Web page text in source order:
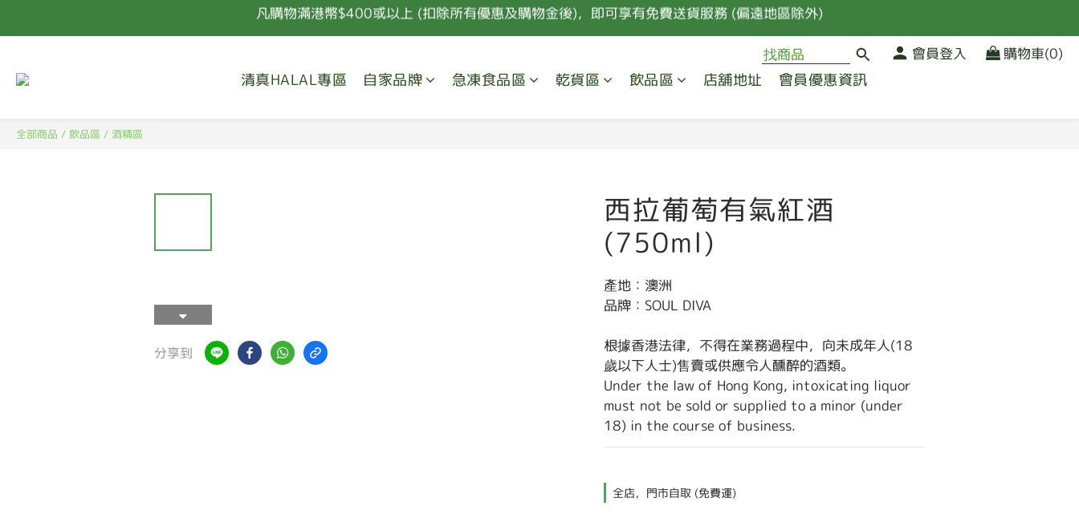
凡購物滿港幣$400或以上 (扣除所有優惠及購物金後)，即可享有免費送貨服務 (偏遠地區除外)
會員購物每HK$100可獲取10點積分，積分及購物點可換取禮品
新會員首次消費 85折優惠 (特價，套餐及指定食材除外)
會員登入 購物車(0)
清真HALAL專區 自家品牌 急凍食品區 乾貨區 飲品區 店舖地址 會員優惠資訊
全部商品 / 飲品區 / 酒精區
分享到
西拉葡萄有氣紅酒
(750ml)
產地：澳洲
品牌：SOUL DIVA
根據香港法律，不得在業務過程中，向未成年人(18
歲以下人士)售賣或供應令人醺醉的酒類。
Under the law of Hong Kong, intoxicating liquor
must not be sold or supplied to a minor (under
18) in the course of business.
全店，門市自取 (免費運)